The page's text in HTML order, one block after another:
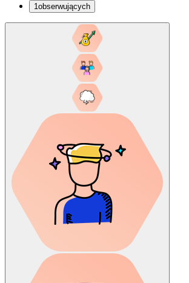
1 obserwujących